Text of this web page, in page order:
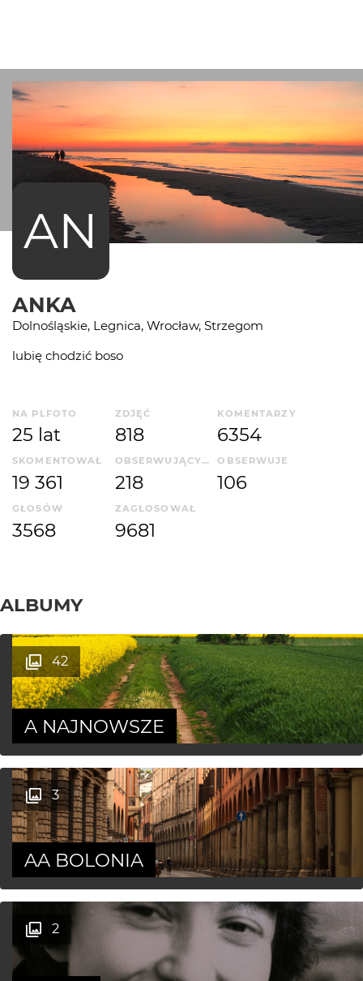
AN
ANKA
Dolnośląskie, Legnica, Wrocław, Strzegom
lubię chodzić boso
NA PLFOTO
25 lat
ZDJĘĆ
818
KOMENTARZY
6354
SKOMENTOWAŁ
19 361
OBSERWUJĄCYCH
218
OBSERWUJE
106
GŁOSÓW
3568
ZAGŁOSOWAŁ
9681
ALBUMY
42
A NAJNOWSZE
3
AA BOLONIA
2